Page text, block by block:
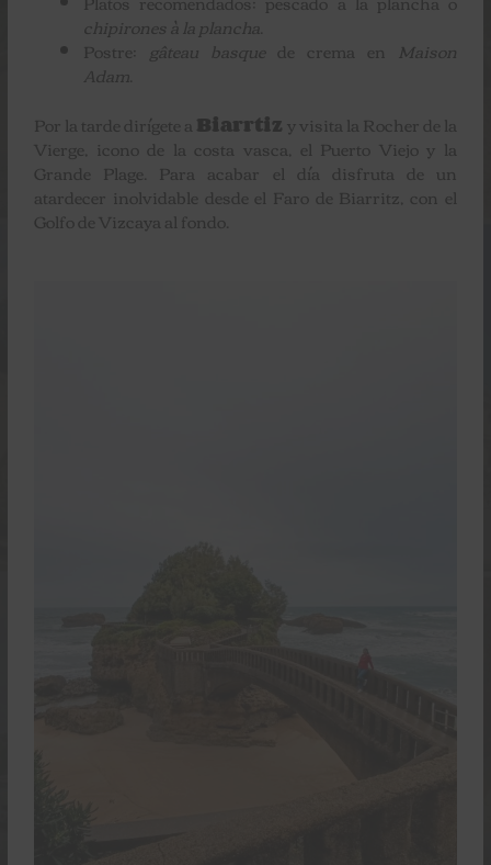
chipirones à la plancha
Postre: gâteau basque de crema en Maison
Adam
Por la tarde dirígete aBiarrtiz y visita la Rocher de la
Vierge, icono de la costa vasca, el Puerto Viejo y la
Grande Plage. Para acabar el día disfruta de un
atardecer inolvidable desde el Faro de Biarritz, con el
Golfo de Vizcaya al fondo.